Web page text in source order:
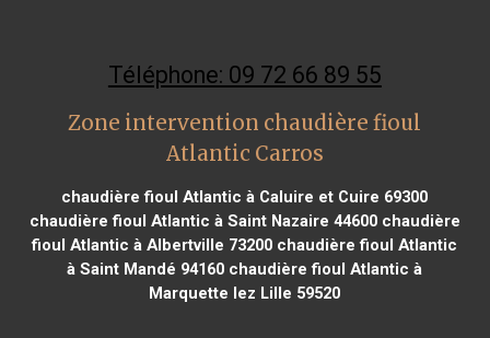
Téléphone: 09 72 66 89 55
Zone intervention chaudière fioul
Atlantic Carros
chaudière fioul Atlantic à Caluire et Cuire 69300
chaudière fioul Atlantic à Saint Nazaire 44600chaudière
fioul Atlantic à Albertville 73200 chaudière fioul Atlantic
à Saint Mandé 94160 chaudière fioul Atlantic à
Marquette lez Lille 59520